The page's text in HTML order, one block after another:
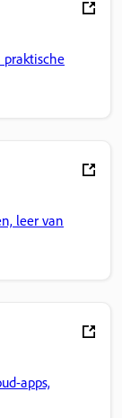
praktische
leer van
apps,